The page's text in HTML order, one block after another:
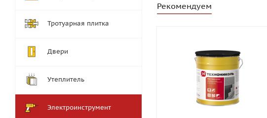
Рекомендуем
Тротуарная плитка
Двери
Утеплитель
Электроинструмент